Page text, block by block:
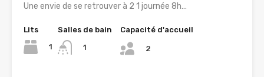
Une envie de se retrouver à 2 1 journée 8h…
Lits
1
Salles de bain
1
Capacité d'accueil
2